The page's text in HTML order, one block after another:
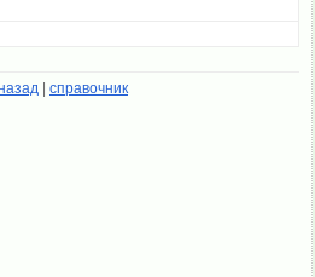
справочник